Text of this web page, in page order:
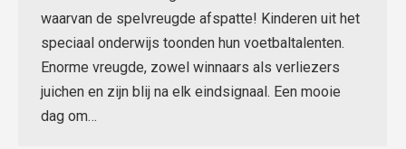
waarvan de spelvreugde afspatte! Kinderen uit het
speciaal onderwijs toonden hun voetbaltalenten.
Enorme vreugde, zowel winnaars als verliezers
juichen en zijn blij na elk eindsignaal. Een mooie
dag om…